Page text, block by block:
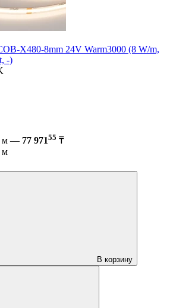
X480-8mm 24V Warm3000 (8 W/m,
-)
м — 77 97155 ₸
м
В корзину